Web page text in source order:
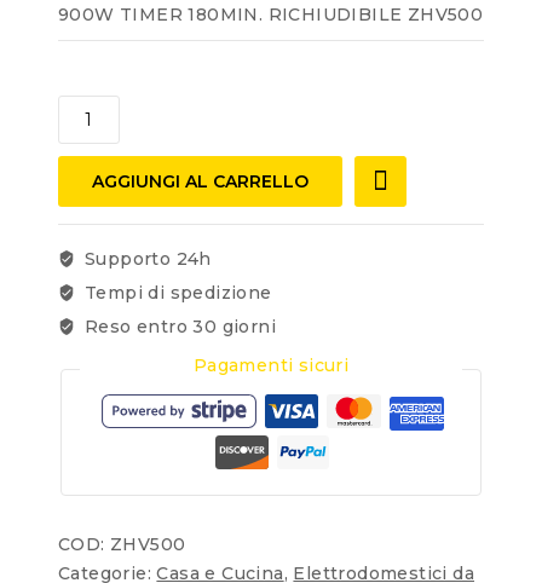
900W TIMER 180MIN. RICHIUDIBILE ZHV500
AGGIUNGI AL CARRELLO
Supporto 24h
Tempi di spedizione
Reso entro 30 giorni
Pagamenti sicuri
COD: ZHV500
Categorie:Casa e Cucina, Elettrodomestici da